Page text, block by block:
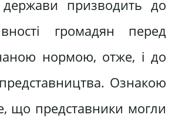
призводить до
громадян перед
нормою, отже, і до
Ознакою
що представники могли